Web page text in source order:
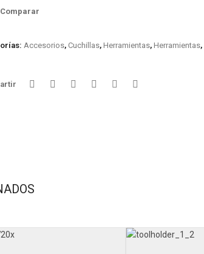
Comparar
Accesorios, Cuchillas, Herramientas, Herramientas,